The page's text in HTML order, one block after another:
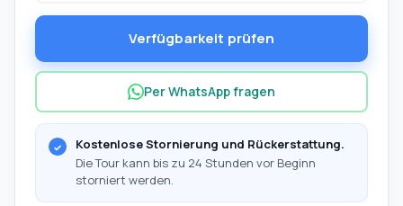
Verfügbarkeit prüfen
Per WhatsApp fragen
Kostenlose Stornierung und Rückerstattung.
Die Tour kann bis zu 24 Stunden vor Beginn
storniert werden.